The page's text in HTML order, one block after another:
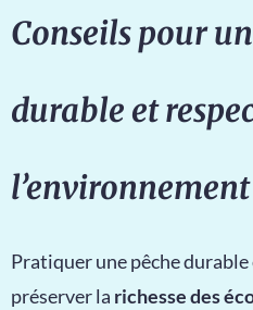
Conseils pour
durable et
Pratiquer une pêche
préserver la richesse des